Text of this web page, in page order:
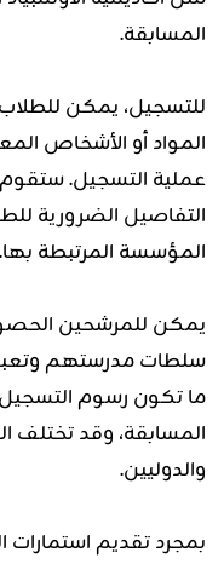
المسابقة.
للتسجيل، يمكن
المواد أو الأشخاص
عملية التسجيل.
التفاصيل الضرورية
المؤسسة المرتبطة بها.
يمكن للمرشحين
سلطات مدرستهم
ما تكون رسوم
المسابقة، وقد تختلف
والدوليين.
بمجرد تقديم استمارات